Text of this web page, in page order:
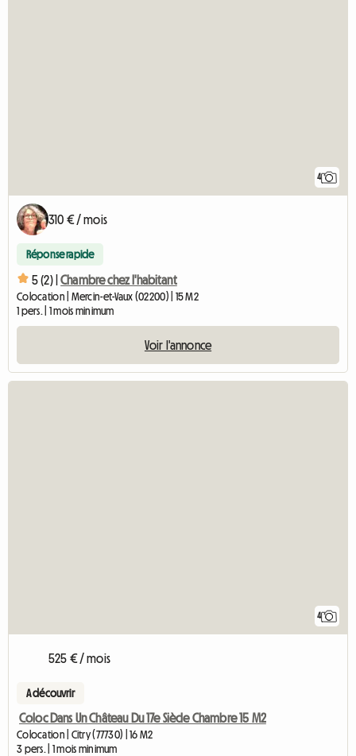
4
310 € / mois
Réponse rapide
5 (2) | Chambre chez l'habitant
Colocation | Mercin-et-Vaux (02200) | 15 M2
1 pers. | 1 mois minimum
Voir l'annonce
4
525 € / mois
A découvrir
Coloc Dans Un Château Du 17e Siècle Chambre 15 M2
Colocation | Citry (77730) | 16 M2
3 pers. | 1 mois minimum